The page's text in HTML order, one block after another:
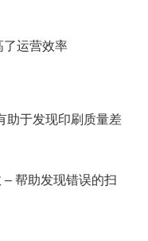
了运营效率
助于发现印刷质量差
帮助发现错误的扫